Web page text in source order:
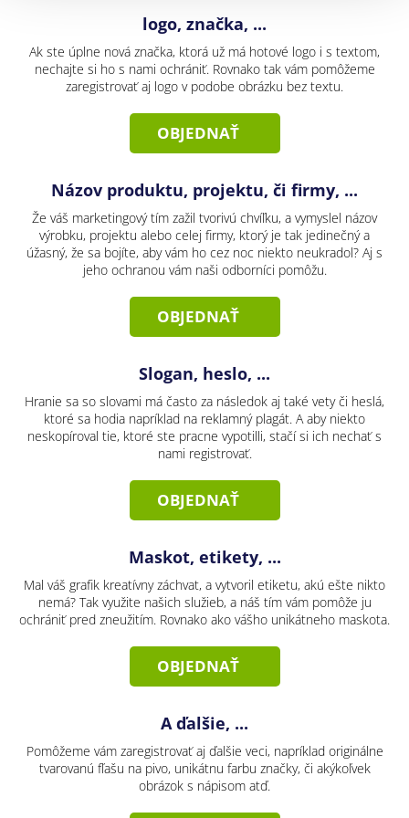
logo, značka, ...
Ak ste úplne nová značka, ktorá už má hotové logo i s textom,
nechajte si ho s nami ochrániť. Rovnako tak vám pomôžeme
zaregistrovať aj logo v podobe obrázku bez textu.
OBJEDNAŤ
Názov produktu, projektu, či firmy, ...
Že váš marketingový tím zažil tvorivú chvíľku, a vymyslel názov
výrobku, projektu alebo celej firmy, ktorý je tak jedinečný a
úžasný, že sa bojíte, aby vám ho cez noc niekto neukradol? Aj s
jeho ochranou vám naši odborníci pomôžu.
OBJEDNAŤ
Slogan, heslo, ...
Hranie sa so slovami má často za následok aj také vety či heslá,
ktoré sa hodia napríklad na reklamný plagát. A aby niekto
neskopíroval tie, ktoré ste pracne vypotilli, stačí si ich nechať s
nami registrovať.
OBJEDNAŤ
Maskot, etikety, ...
Mal váš grafik kreatívny záchvat, a vytvoril etiketu, akú ešte nikto
nemá? Tak využite našich služieb, a náš tím vám pomôže ju
ochrániť pred zneužitím. Rovnako ako vášho unikátneho maskota.
OBJEDNAŤ
A ďalšie, ...
Pomôžeme vám zaregistrovať aj ďalšie veci, napríklad originálne
tvarovanú fľašu na pivo, unikátnu farbu značky, či akýkoľvek
obrázok s nápisom atď.